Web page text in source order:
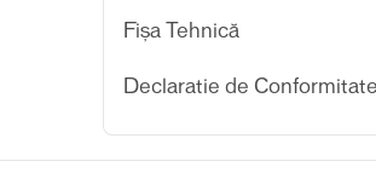
Fișa Tehnică
Declaratie de Conformitate